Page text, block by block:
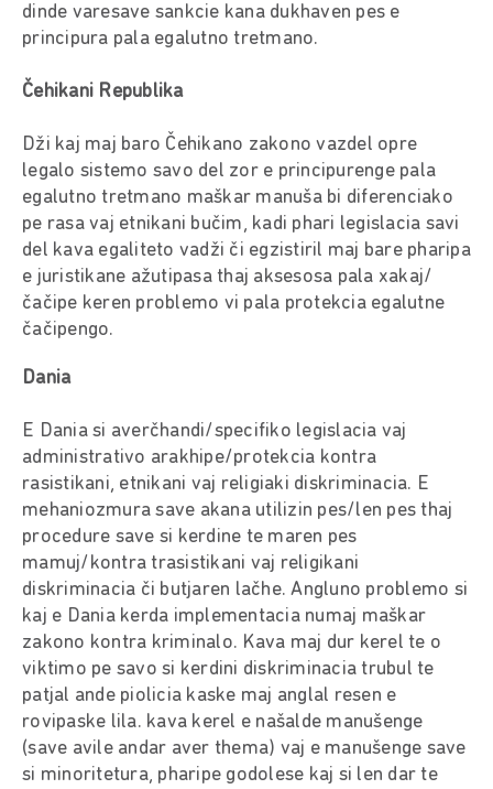
dinde varesave sankcie kana dukhaven pes e
principura pala egalutno tretmano.
Čehikani Republika
Dži kaj maj baro Čehikano zakono vazdel opre
legalo sistemo savo del zor e principurenge pala
egalutno tretmano maškar manuša bi diferenciako
pe rasa vaj etnikani bučim, kadi phari legislacia savi
del kava egaliteto vadži či egzistiril maj bare pharipa
e juristikane ažutipasa thaj aksesosa pala xakaj/
čačipe keren problemo vi pala protekcia egalutne
čačipengo.
Dania
E Dania si averčhandi/specifiko legislacia vaj
administrativo arakhipe/protekcia kontra
rasistikani, etnikani vaj religiaki diskriminacia. E
mehaniozmura save akana utilizin pes/len pes thaj
procedure save si kerdine te maren pes
mamuj/kontra trasistikani vaj religikani
diskriminacia či butjaren lačhe. Angluno problemo si
kaj e Dania kerda implementacia numaj maškar
zakono kontra kriminalo. Kava maj dur kerel te o
viktimo pe savo si kerdini diskriminacia trubul te
patjal ande piolicia kaske maj anglal resen e
rovipaske lila. kava kerel e našalde manušenge
(save avile andar aver thema) vaj e manušenge save
si minoritetura, pharipe godolese kaj si len dar te